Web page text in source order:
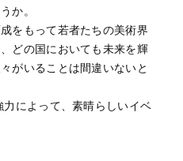
か。
をもって若者たちの美術界
どの国においても未来を輝
がいることは間違いないと
によって、素晴らしいイベ